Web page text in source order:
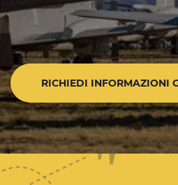
RICHIEDI INFORMAZIONI